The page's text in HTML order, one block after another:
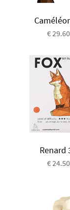
€ 29.60
Renard
€ 24.50